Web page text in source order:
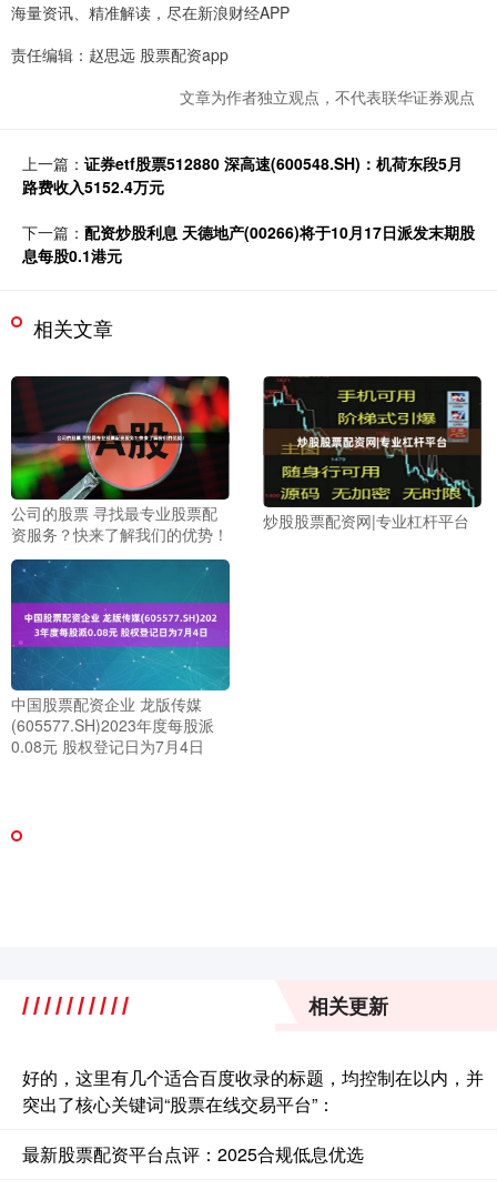
海量资讯、精准解读，尽在新浪财经APP
责任编辑：赵思远 股票配资app
文章为作者独立观点，不代表联华证券观点
上一篇： 证券etf股票512880 深高速(600548.SH)：机荷东段5月
路费收入5152.4万元
下一篇： 配资炒股利息 天德地产(00266)将于10月17日派发末期股
息每股0.1港元
相关文章
公司的股票 寻找最专业股票配
资服务？快来了解我们的优势！
炒股股票配资网|专业杠杆平台
中国股票配资企业 龙版传媒
(605577.SH)2023年度每股派
0.08元 股权登记日为7月4日
相关更新
好的，这里有几个适合百度收录的标题，均控制在以内，并
突出了核心关键词“股票在线交易平台”：
最新股票配资平台点评：2025合规低息优选